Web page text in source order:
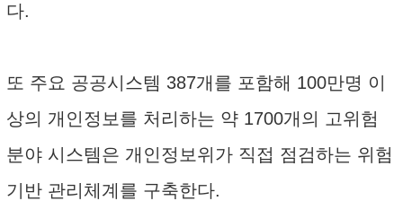
다.
또 주요 공공시스템 387개를 포함해 100만명 이
상의 개인정보를 처리하는 약 1700개의 고위험
분야 시스템은 개인정보위가 직접 점검하는 위험
기반 관리체계를 구축한다.